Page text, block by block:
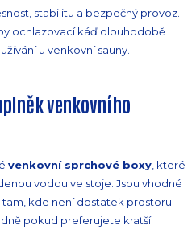
stabilitu a bezpečný provoz.
ochlazovací káď dlouhodobě
u venkovní sauny.
venkovního
venkovní sprchové boxy , které
vodou ve stoje. Jsou vhodné
kde není dostatek prostoru
pokud preferujete kratší